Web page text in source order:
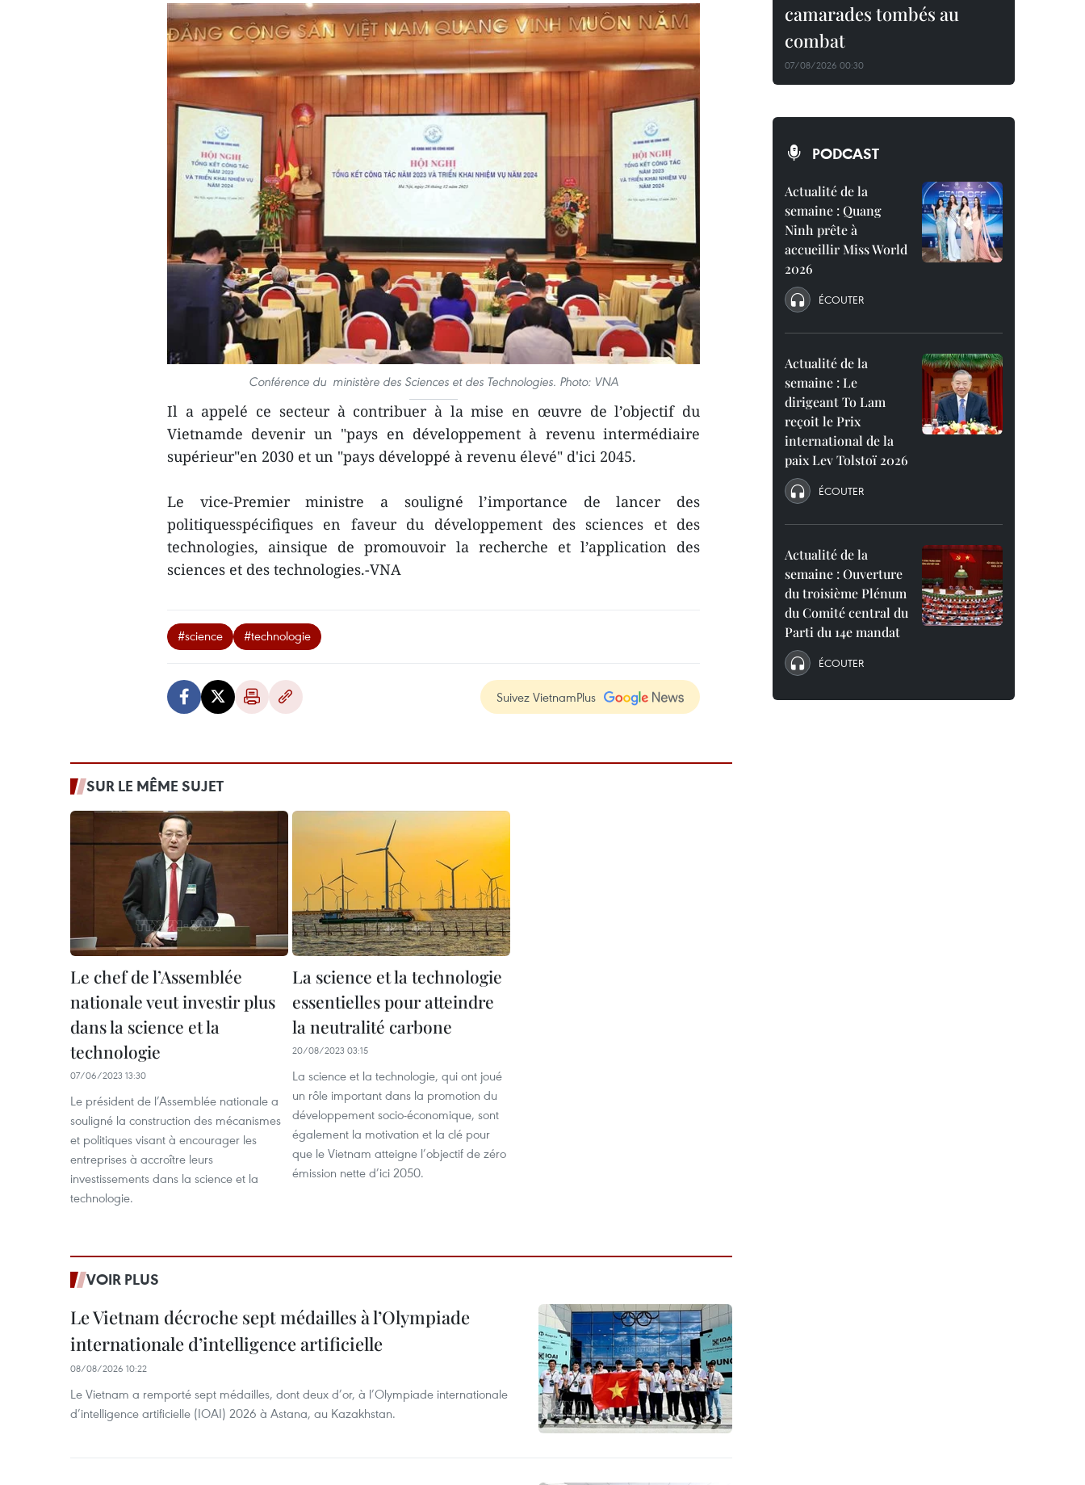
Conférence du ministère des Sciences et des Technologies. Photo: VNA
Il a appelé ce secteur à contribuer à la mise en œuvre de l’objectif du
Vietnamde devenir un "pays en développement à revenu intermédiaire
supérieur"en 2030 et un "pays développé à revenu élevé" d'ici 2045.
Le vice-Premier ministre a souligné l’importance de lancer des
politiquesspécifiques en faveur du développement des sciences et des
technologies, ainsique de promouvoir la recherche et l’application des
sciences et des technologies.-VNA
#science #technologie
Suivez VietnamPlus
SUR LE MÊME SUJET
Le chef de l’Assemblée
nationale veut investir plus
dans la science et la
technologie
07/06/2023 13:30
Le président de l’Assemblée nationale a
souligné la construction des mécanismes
et politiques visant à encourager les
entreprises à accroître leurs
investissements dans la science et la
technologie.
La science et la technologie
essentielles pour atteindre
la neutralité carbone
20/08/2023 03:15
La science et la technologie, qui ont joué
un rôle important dans la promotion du
développement socio-économique, sont
également la motivation et la clé pour
que le Vietnam atteigne l’objectif de zéro
émission nette d’ici 2050.
VOIR PLUS
Le Vietnam décroche sept médailles à l’Olympiade
internationale d’intelligence artificielle
08/08/2026 10:22
Le Vietnam a remporté sept médailles, dont deux d’or, à l’Olympiade internationale
d’intelligence artificielle (IOAI) 2026 à Astana, au Kazakhstan.
camarades tombés au
combat
07/08/2026 00:30
PODCAST
Actualité de la
semaine : Quang
Ninh prête à
accueillir Miss World
2026
ÉCOUTER
Actualité de la
semaine : Le
dirigeant To Lam
reçoit le Prix
international de la
paix Lev Tolstoï 2026
ÉCOUTER
Actualité de la
semaine : Ouverture
du troisième Plénum
du Comité central du
Parti du 14e mandat
ÉCOUTER